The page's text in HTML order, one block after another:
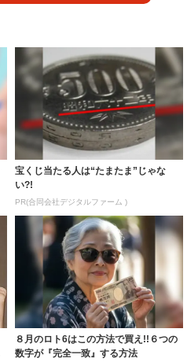
宝くじ当たる人は“たまたま”じゃな
い?!
PR(合同会社デジタルファーム )
８月のロト6はこの方法で買え!!６つの
数字が『完全一致』する方法